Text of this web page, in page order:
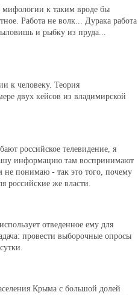
к таким вроде бы
Работа не волк... Дурака работа
и рыбку из пруда...
к человеку. Теория
двух кейсов из владимирской
российское телевидение, я
информацию там воспринимают
не понимаю ‑ так это того, почему
российские же власти.
отведенное ему для
провести выборочные опросы
Крыма с большой долей